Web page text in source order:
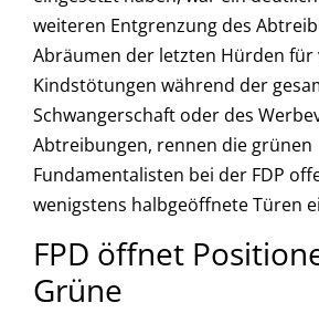
weiteren Entgrenzung des
Abräumen der letzten Hürden
Kindstötungen während der
Schwangerschaft oder des
Abtreibungen, rennen die grünen
Fundamentalisten bei der FDP
wenigstens halbgeöffnete Türen
FPD öffnet
Grüne